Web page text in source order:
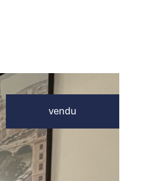
vendu